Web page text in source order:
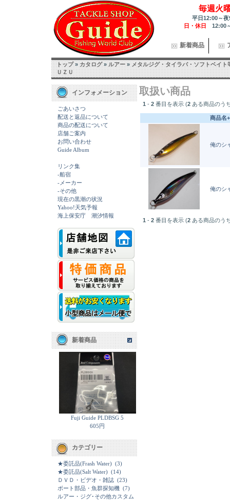
毎週火
平日12:00～
日・休日 12:00
新着商品
トップ»カタログ»ルアー»メタルジグ・タイラバ・ソフトベイト
ＵＺＵ
インフォメーション
ごあいさつ
配送と返品について
商品の配送について
店舗ご案内
お問い合わせ
Guide Album
リンク集
-船宿
-メーカー
-その他
現在の黒潮の状況
Yahoo!天気予報
海上保安庁 潮汐情報
新着商品
Fuji Guide PLDBSG 5
605円
カテゴリー
★委託品(Frash Water) (3)
★委託品(Salt Water) (14)
ＤＶＤ・ビデオ・雑誌 (23)
ボート部品・魚群探知機 (7)
ルアー・ジグ･その他カスタム
取扱い商品
1 - 2 番目を表示 (2 ある商品のう
商品名+
俺のシ
俺のシ
1 - 2 番目を表示 (2 ある商品のう